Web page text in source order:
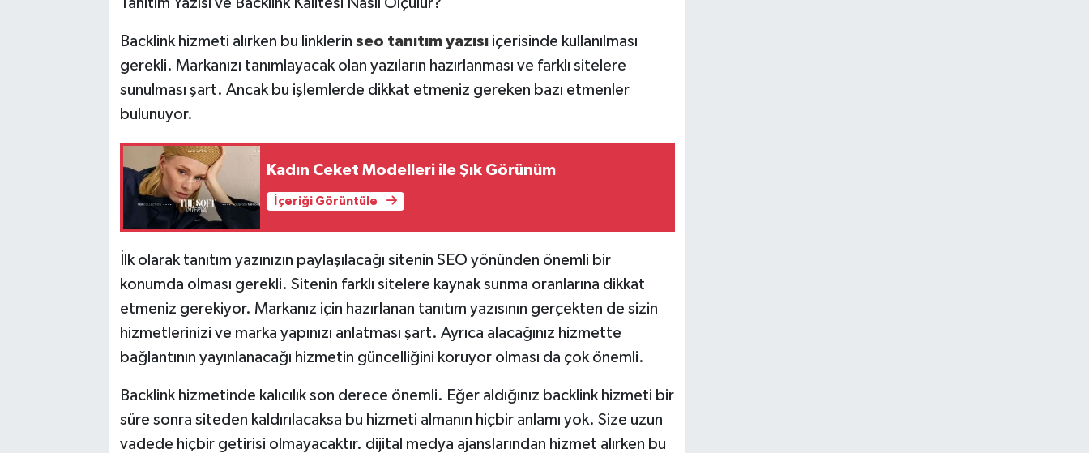
Backlink hizmeti alırken bu linklerin seo tanıtım yazısı içerisinde kullanılması
gerekli. Markanızı tanımlayacak olan yazıların hazırlanması ve farklı sitelere
sunulması şart. Ancak bu işlemlerde dikkat etmeniz gereken bazı etmenler
bulunuyor.
Kadın Ceket Modelleri ile Şık Görünüm
İçeriği Görüntüle
İlk olarak tanıtım yazınızın paylaşılacağı sitenin SEO yönünden önemli bir
konumda olması gerekli. Sitenin farklı sitelere kaynak sunma oranlarına dikkat
etmeniz gerekiyor. Markanız için hazırlanan tanıtım yazısının gerçekten de sizin
hizmetlerinizi ve marka yapınızı anlatması şart. Ayrıca alacağınız hizmette
bağlantının yayınlanacağı hizmetin güncelliğini koruyor olması da çok önemli.
Backlink hizmetinde kalıcılık son derece önemli. Eğer aldığınız backlink hizmeti bir
süre sonra siteden kaldırılacaksa bu hizmeti almanın hiçbir anlamı yok. Size uzun
vadede hiçbir getirisi olmayacaktır. dijital medya ajanslarından hizmet alırken bu